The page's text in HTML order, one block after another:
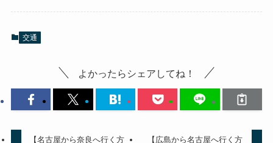
交通
よかったらシェアしてね！
【名古屋から奈良へ行く方
【広島から名古屋へ行く方